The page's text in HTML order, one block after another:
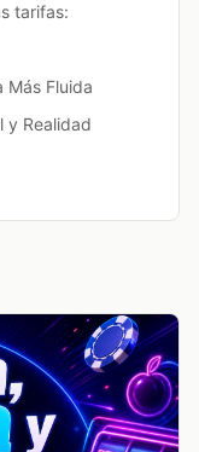
tarifas:
Más Fluida
y Realidad